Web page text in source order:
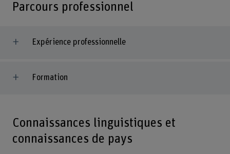
Parcours professionnel
Expérience professionnelle
Formation
Connaissances linguistiques et
connaissances de pays